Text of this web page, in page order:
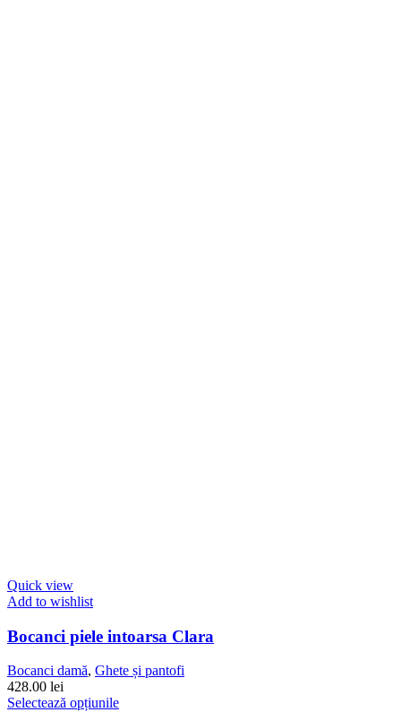
Quick view
Add to wishlist
Bocanci piele intoarsa Clara
Bocanci damă, Ghete și pantofi
428.00 lei
Selectează opțiunileAcest